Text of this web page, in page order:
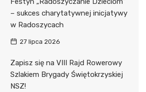
– sukces charytatywnej inicjatywy
w Radoszycach
27 lipca 2026
Zapisz się na VIII Rajd Rowerowy
Szlakiem Brygady Świętokrzyskiej
NSZ!